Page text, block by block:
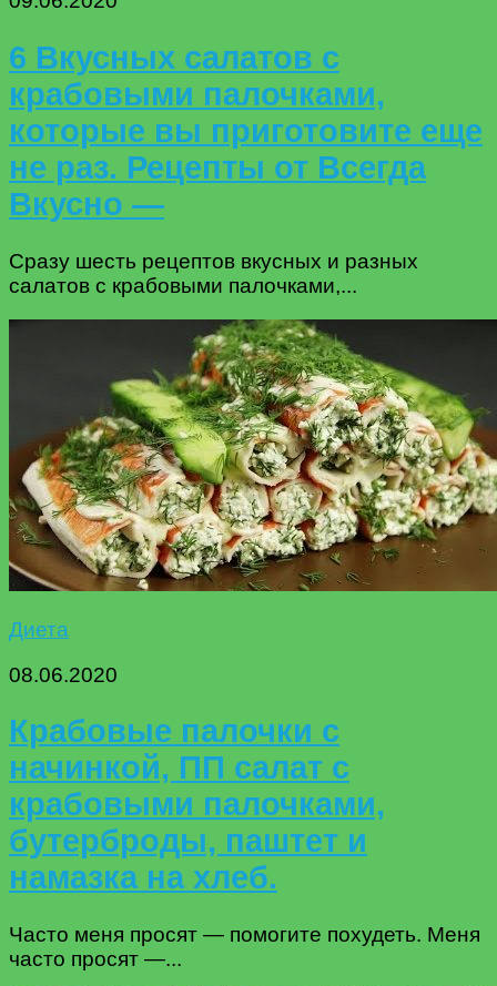
6 Вкусных салатов с
крабовыми палочками,
которые вы приготовите еще
не раз. Рецепты от Всегда
Вкусно —
Сразу шесть рецептов вкусных и разных
салатов с крабовыми палочками,...
Диета
08.06.2020
Крабовые палочки с
начинкой, ПП салат с
крабовыми палочками,
бутерброды, паштет и
намазка на хлеб.
Часто меня просят — помогите похудеть. Меня
часто просят —...